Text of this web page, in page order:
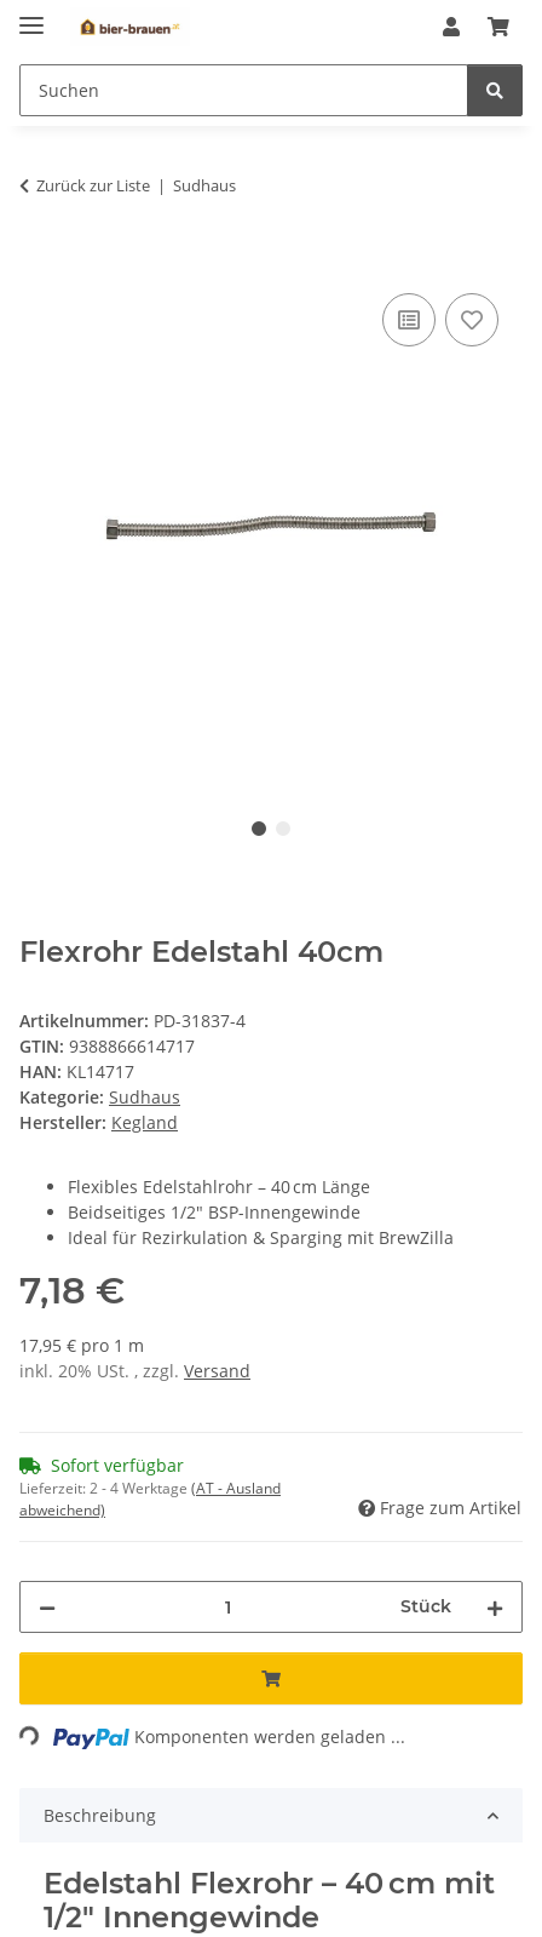
Zurück zur Liste Sudhaus
Flexrohr Edelstahl 40cm
Artikelnummer: PD-31837-4
GTIN: 9388866614717
HAN: KL14717
Kategorie: Sudhaus
Hersteller: Kegland
Flexibles Edelstahlrohr – 40 cm Länge
Beidseitiges 1/2" BSP-Innengewinde
Ideal für Rezirkulation & Sparging mit BrewZilla
7,18 €
17,95 € pro 1 m
inkl. 20% USt. , zzgl. Versand
Sofort verfügbar
Lieferzeit:2 - 4 Werktage (AT - Ausland
abweichend)
Frage zum Artikel
Stück
Komponenten werden geladen ...
Beschreibung
Edelstahl Flexrohr – 40 cm mit
1/2" Innengewinde